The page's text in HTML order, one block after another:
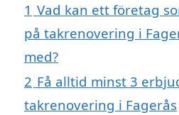
1 Vad kan ett företag
på takrenovering i
med?
2 Få alltid minst 3
takrenovering i Fagerås